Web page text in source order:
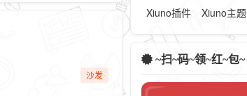
沙发
Xiuno插件 Xiuno主题
~扫~码~领~红~包~